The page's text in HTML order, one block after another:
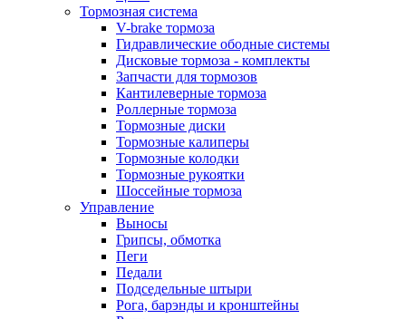
Тормозная система
V-brake тормоза
Гидравлические ободные системы
Дисковые тормоза - комплекты
Запчасти для тормозов
Кантилеверные тормоза
Роллерные тормоза
Тормозные диски
Тормозные калиперы
Тормозные колодки
Тормозные рукоятки
Шоссейные тормоза
Управление
Выносы
Грипсы, обмотка
Пеги
Педали
Подседельные штыри
Рога, барэнды и кронштейны